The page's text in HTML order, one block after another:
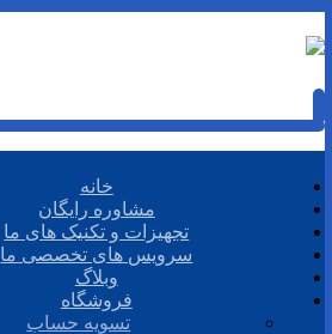
خانه
مشاوره رایگان
تجهیزات و تکنیک های ما
سرویس های تخصصی ما
وبلاگ
فروشگاه
تسویه حساب